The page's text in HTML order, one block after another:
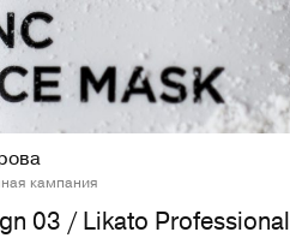
8
кампания
03 / Likato Professional